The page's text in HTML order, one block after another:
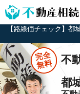
【路線価チェック】都
完全
無料 不
都